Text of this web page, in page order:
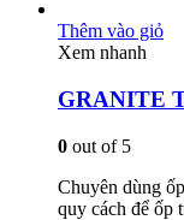
Thêm vào giỏ
Xem nhanh
GRANITE
0 out of 5
Chuyên dùng
quy cách để ốp